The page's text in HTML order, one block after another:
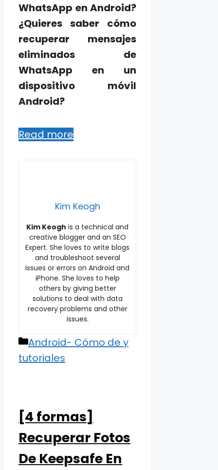
WhatsApp en Android?
¿Quieres saber cómo
recuperar mensajes
eliminados de
WhatsApp en un
dispositivo móvil
Android?
Read more
Kim Keogh
Kim Keogh is a technical and
creative blogger and an SEO
Expert. She loves to write blogs
and troubleshoot several
issues or errors on Android and
iPhone. She loves to help
others by giving better
solutions to deal with data
recovery problems and other
issues.
Categories
Android- Cómo de y
tutoriales
[4 formas]
Recuperar Fotos
De Keepsafe En